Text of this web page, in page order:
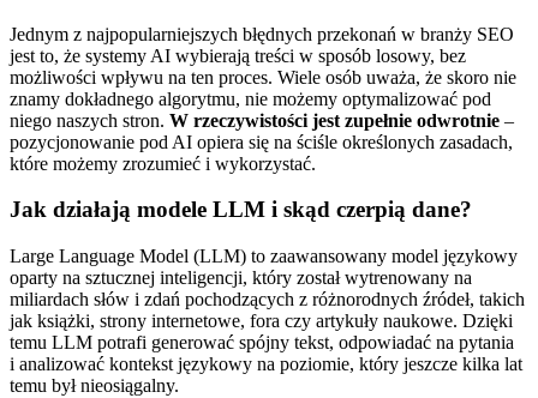
Jednym z najpopularniejszych błędnych przekonań w branży SEO
jest to, że systemy AI wybierają treści w sposób losowy, bez
możliwości wpływu na ten proces. Wiele osób uważa, że skoro nie
znamy dokładnego algorytmu, nie możemy optymalizować pod
niego naszych stron. W rzeczywistości jest zupełnie odwrotnie –
pozycjonowanie pod AI opiera się na ściśle określonych zasadach,
które możemy zrozumieć i wykorzystać.
Jak działają modele LLM i skąd czerpią dane?
Large Language Model (LLM) to zaawansowany model językowy
oparty na sztucznej inteligencji, który został wytrenowany na
miliardach słów i zdań pochodzących z różnorodnych źródeł, takich
jak książki, strony internetowe, fora czy artykuły naukowe. Dzięki
temu LLM potrafi generować spójny tekst, odpowiadać na pytania
i analizować kontekst językowy na poziomie, który jeszcze kilka lat
temu był nieosiągalny.